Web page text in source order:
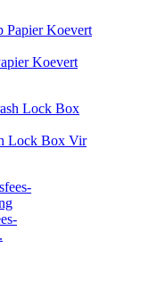
Koevert
Lock Box Vir